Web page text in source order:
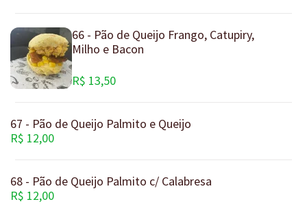
66 - Pão de Queijo Frango, Catupiry,
Milho e Bacon
R$ 13,50
67 - Pão de Queijo Palmito e Queijo
R$ 12,00
68 - Pão de Queijo Palmito c/ Calabresa
R$ 12,00